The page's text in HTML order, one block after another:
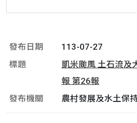
113-07-27
凱米颱風 土石流及
報 第26報
農村發展及水土保